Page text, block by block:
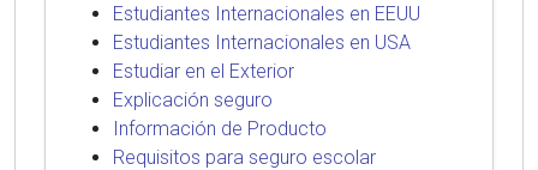
Estudiantes Internacionales en EEUU
Estudiantes Internacionales en USA
Estudiar en el Exterior
Explicación seguro
Información de Producto
Requisitos para seguro escolar